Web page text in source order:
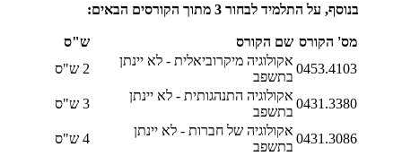
בנוסף, על התלמיד לבחור 3 מתוך הקורסים הבאים:
מס' הקורס שם הקורס
ש"ס
0453.4103
אקולוגיה מיקרוביאלית - לא יינתן
בתשפב
2 ש"ס
0431.3380
אקולוגיה התנהגותית - לא יינתן
בתשפב
3 ש"ס
0431.3086
אקולוגיה של חברות - לא יינתן
בתשפב
4 ש"ס